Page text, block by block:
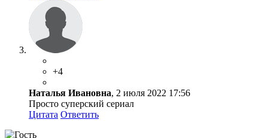
+4
Наталья Ивановна, 2 июля 2022 17:56
Просто суперский сериал
Цитата Ответить